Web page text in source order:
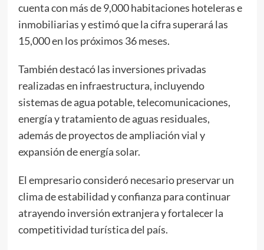
cuenta con más de 9,000 habitaciones hoteleras e
inmobiliarias y estimó que la cifra superará las
15,000 en los próximos 36 meses.
También destacó las inversiones privadas
realizadas en infraestructura, incluyendo
sistemas de agua potable, telecomunicaciones,
energía y tratamiento de aguas residuales,
además de proyectos de ampliación vial y
expansión de energía solar.
El empresario consideró necesario preservar un
clima de estabilidad y confianza para continuar
atrayendo inversión extranjera y fortalecer la
competitividad turística del país.